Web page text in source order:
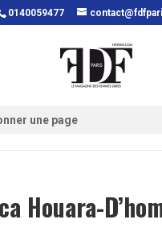
0140059477
une page
Houara-